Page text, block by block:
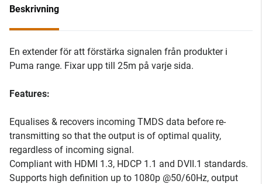
Beskrivning
En extender för att förstärka signalen från produkter i
Puma range. Fixar upp till 25m på varje sida.
Features:
Equalises & recovers incoming TMDS data before re-
transmitting so that the output is of optimal quality,
regardless of incoming signal.
Compliant with HDMI 1.3, HDCP 1.1 and DVII.1 standards.
Supports high definition up to 1080p @50/60Hz, output